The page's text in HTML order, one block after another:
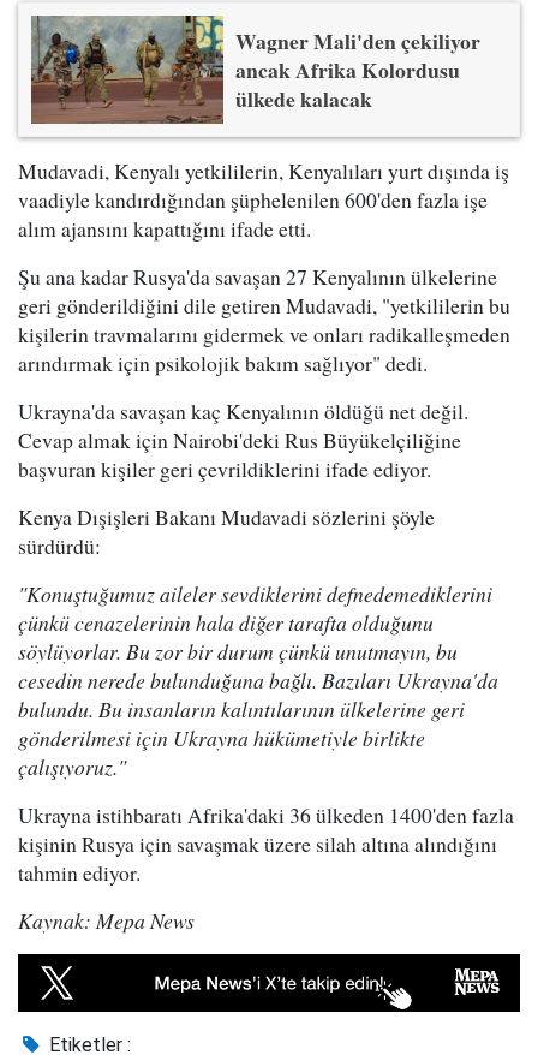
Wagner Mali'den çekiliyor
ancak Afrika Kolordusu
ülkede kalacak
Mudavadi, Kenyalı yetkililerin, Kenyalıları yurt dışında iş
vaadiyle kandırdığından şüphelenilen 600'den fazla işe
alım ajansını kapattığını ifade etti.
Şu ana kadar Rusya'da savaşan 27 Kenyalının ülkelerine
geri gönderildiğini dile getiren Mudavadi, "yetkililerin bu
kişilerin travmalarını gidermek ve onları radikalleşmeden
arındırmak için psikolojik bakım sağlıyor" dedi.
Ukrayna'da savaşan kaç Kenyalının öldüğü net değil.
Cevap almak için Nairobi'deki Rus Büyükelçiliğine
başvuran kişiler geri çevrildiklerini ifade ediyor.
Kenya Dışişleri Bakanı Mudavadi sözlerini şöyle
sürdürdü:
"Konuştuğumuz aileler sevdiklerini defnedemediklerini
çünkü cenazelerinin hala diğer tarafta olduğunu
söylüyorlar. Bu zor bir durum çünkü unutmayın, bu
cesedin nerede bulunduğuna bağlı. Bazıları Ukrayna'da
bulundu. Bu insanların kalıntılarının ülkelerine geri
gönderilmesi için Ukrayna hükümetiyle birlikte
çalışıyoruz."
Ukrayna istihbaratı Afrika'daki 36 ülkeden 1400'den fazla
kişinin Rusya için savaşmak üzere silah altına alındığını
tahmin ediyor.
Kaynak: Mepa News
Etiketler :